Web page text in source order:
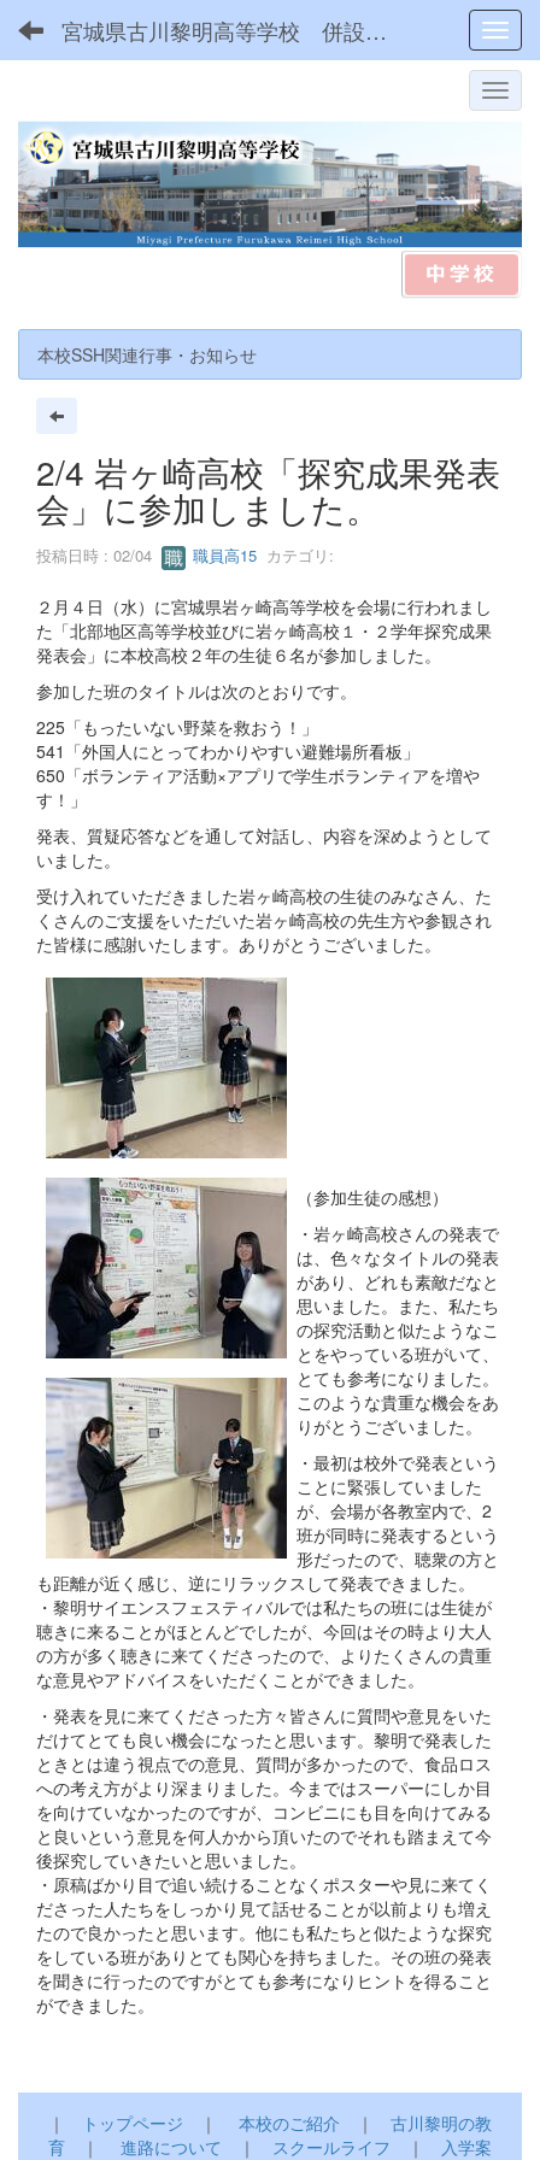
宮城県古川黎明高等学校 併設型中高一貫
本校SSH関連行事・お知らせ
2/4 岩ヶ崎高校「探究成果発表
会」に参加しました。
投稿日時 : 02/04 職員高15 カテゴリ:
２月４日（水）に宮城県岩ヶ崎高等学校を会場に行われまし
た「北部地区高等学校並びに岩ヶ崎高校１・２学年探究成果
発表会」に本校高校２年の生徒６名が参加しました。
参加した班のタイトルは次のとおりです。
225「もったいない野菜を救おう！」
541「外国人にとってわかりやすい避難場所看板」
650「ボランティア活動×アプリで学生ボランティアを増や
す！」
発表、質疑応答などを通して対話し、内容を深めようとして
いました。
受け入れていただきました岩ヶ崎高校の生徒のみなさん、た
くさんのご支援をいただいた岩ヶ崎高校の先生方や参観され
た皆様に感謝いたします。ありがとうございました。
（参加生徒の感想）
・岩ヶ崎高校さんの発表で
は、色々なタイトルの発表
があり、どれも素敵だなと
思いました。また、私たち
の探究活動と似たようなこ
とをやっている班がいて、
とても参考になりました。
このような貴重な機会をあ
りがとうございました。
・最初は校外で発表という
ことに緊張していました
が、会場が各教室内で、2
班が同時に発表するという
形だったので、聴衆の方と
も距離が近く感じ、逆にリラックスして発表できました。
・黎明サイエンスフェスティバルでは私たちの班には生徒が
聴きに来ることがほとんどでしたが、今回はその時より大人
の方が多く聴きに来てくださったので、よりたくさんの貴重
な意見やアドバイスをいただくことができました。
・発表を見に来てくださった方々皆さんに質問や意見をいた
だけてとても良い機会になったと思います。黎明で発表した
ときとは違う視点での意見、質問が多かったので、食品ロス
への考え方がより深まりました。今まではスーパーにしか目
を向けていなかったのですが、コンビニにも目を向けてみる
と良いという意見を何人かから頂いたのでそれも踏まえて今
後探究していきたいと思いました。
・原稿ばかり目で追い続けることなくポスターや見に来てく
ださった人たちをしっかり見て話せることが以前よりも増え
たので良かったと思います。他にも私たちと似たような探究
をしている班がありとても関心を持ちました。その班の発表
を聞きに行ったのですがとても参考になりヒントを得ること
ができました。
｜ トップページ ｜ 本校のご紹介 ｜ 古川黎明の教
育 ｜ 進路について ｜ スクールライフ ｜
入学案